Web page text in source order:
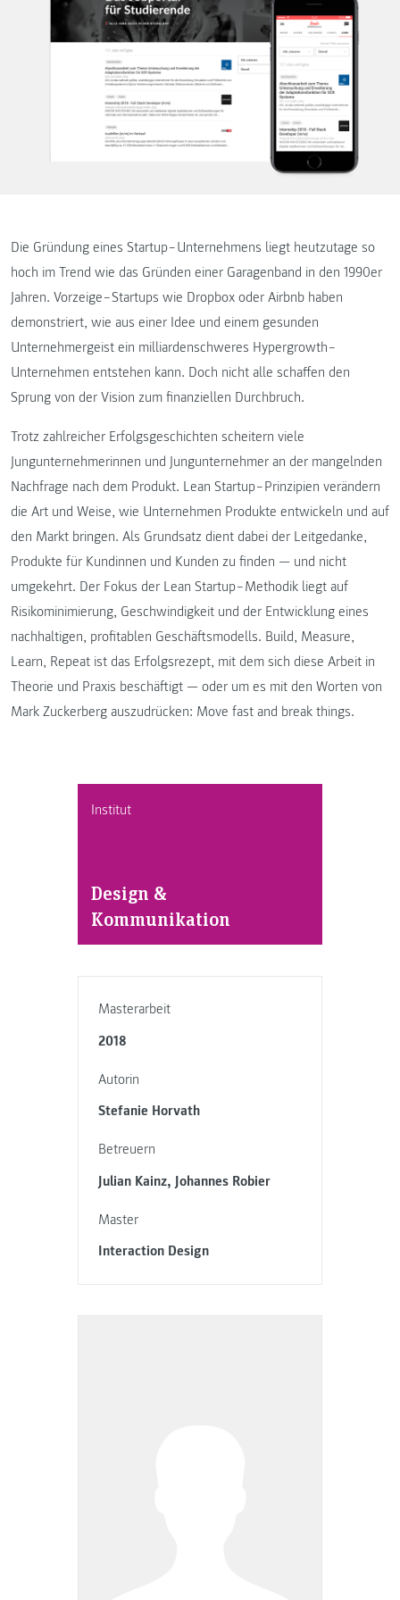
Institut
Design &
Kommunikation
Masterarbeit
2018
Autorin
Stefanie Horvath
Betreuern
Julian Kainz, Johannes Robier
Master
Interaction Design
Die Gründung eines Startup‒Unternehmens liegt heutzutage so
hoch im Trend wie das Gründen einer Garagenband in den 1990er
Jahren. Vorzeige‒Startups wie Dropbox oder Airbnb haben
demonstriert, wie aus einer Idee und einem gesunden
Unternehmergeist ein milliardenschweres Hypergrowth‒
Unternehmen entstehen kann. Doch nicht alle schaffen den
Sprung von der Vision zum finanziellen Durchbruch.
Trotz zahlreicher Erfolgsgeschichten scheitern viele
Jungunternehmerinnen und Jungunternehmer an der mangelnden
Nachfrage nach dem Produkt. Lean Startup‒Prinzipien verändern
die Art und Weise, wie Unternehmen Produkte entwickeln und auf
den Markt bringen. Als Grundsatz dient dabei der Leitgedanke,
Produkte für Kundinnen und Kunden zu finden — und nicht
umgekehrt. Der Fokus der Lean Startup‒Methodik liegt auf
Risikominimierung, Geschwindigkeit und der Entwicklung eines
nachhaltigen, profitablen Geschäftsmodells. Build, Measure,
Learn, Repeat ist das Erfolgsrezept, mit dem sich diese Arbeit in
Theorie und Praxis beschäftigt — oder um es mit den Worten von
Mark Zuckerberg auszudrücken: Move fast and break things.